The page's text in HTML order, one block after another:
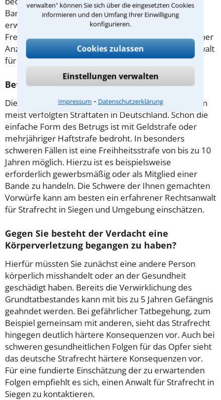
verwalten" können Sie sich über die eingesetzten Cookies
informieren und den Umfang Ihrer Einwilligung
konfigurieren.
Cookies zulassen
Einstellungen verwalten
Impressum ⁃ Datenschutzerklärung
Bande oder als Wohnungseinbruch begangen,
erwarten den Beschuldigten laut Gesetz höhere
Freiheitsstrafen. Es ist daher ratsam sich im Falle einer
Anzeige frühzeitig mit einem erfahrenen Rechtsanwalt
für Strafrecht in Siegen zu beratschlagen!
Betrug: Das kommt auf Sie zu
Die Schädigung fremden Vermögens zählt zu den am
meist verfolgten Straftaten in Deutschland. Schon die
einfache Form des Betrugs ist mit Geldstrafe oder
mehrjähriger Haftstrafe bedroht. In besonders
schweren Fällen ist eine Freihheitsstrafe von bis zu 10
Jahren möglich. Hierzu ist es beispielsweise
erforderlich gewerbsmäßig oder als Mitglied einer
Bande zu handeln. Die Schwere der Ihnen gemachten
Vorwürfe kann am besten ein erfahrener Rechtsanwalt
für Strafrecht in Siegen und Umgebung einschätzen.
Gegen Sie besteht der Verdacht eine
Körperverletzung begangen zu haben?
Hierfür müssten Sie zunächst eine andere Person
körperlich misshandelt oder an der Gesundheit
geschädigt haben. Bereits die Verwirklichung des
Grundtatbestandes kann mit bis zu 5 Jahren Gefängnis
geahndet werden. Bei gefährlicher Tatbegehung, zum
Beispiel gemeinsam mit anderen, sieht das Strafrecht
hingegen deutlich härtere Konsequenzen vor. Auch bei
schweren gesundheitlichen Folgen für das Opfer sieht
das deutsche Strafrecht härtere Konsequenzen vor.
Für eine fundierte Einschätzung der zu erwartenden
Folgen empfiehlt es sich, einen Anwalt für Strafrecht in
Siegen zu kontaktieren.